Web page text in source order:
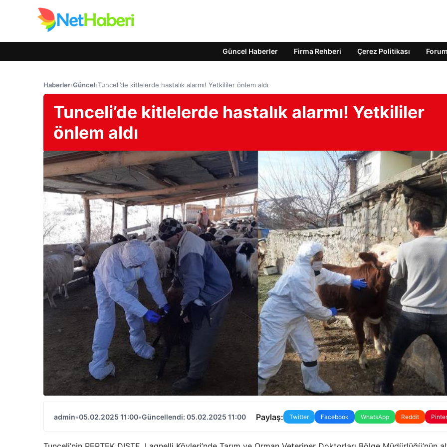
Güncel Haberler Firma Rehberi Çerez Politikası Forum
Haberler›Güncel›Tunceli’de kitlelerde hastalık alarmı! Yetkililer önlem aldı
Tunceli’de kitlelerde hastalık alarmı! Yetkililer
önlem aldı
admin•05.02.2025 11:00•Güncellendi: 05.02.2025 11:00 Paylaş: Twitter Facebook WhatsApp Reddit